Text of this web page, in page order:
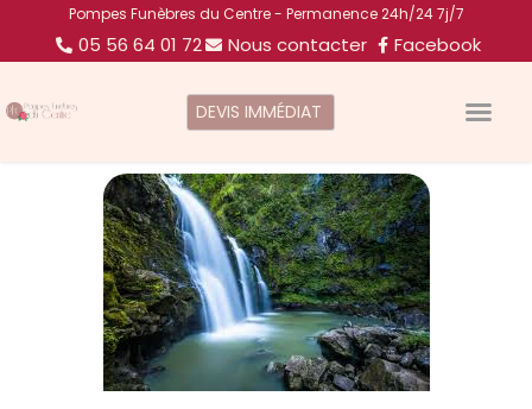
Pompes Funèbres du Centre - Permanence 24h/24 7j/7
05 56 64 01 72 Nous contacter Facebook
DEVIS IMMÉDIAT